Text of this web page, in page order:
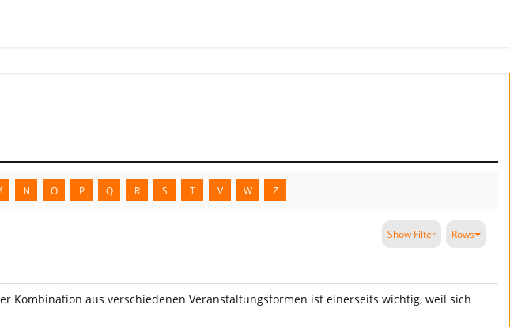
N O P Q R S T V W Z
Show Filter Rows
Kombination aus verschiedenen Veranstaltungsformen ist einerseits wichtig, weil sich